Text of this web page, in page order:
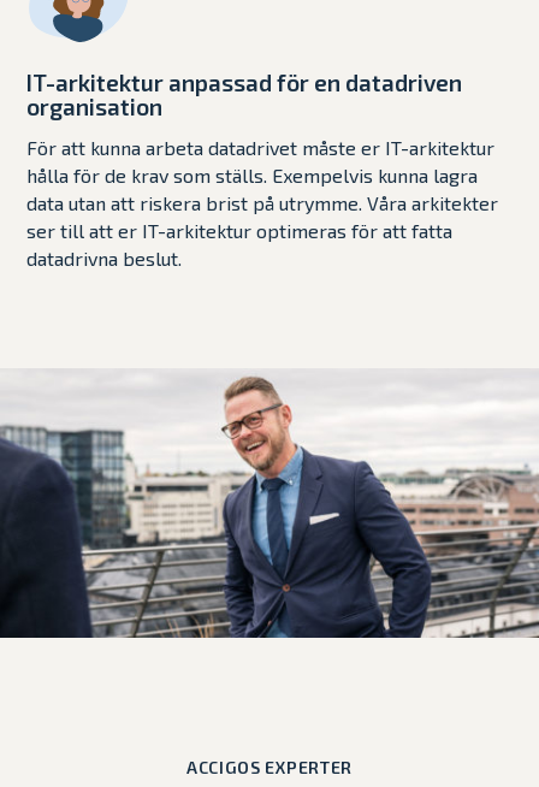
IT-arkitektur anpassad för en datadriven
organisation
För att kunna arbeta datadrivet måste er IT-arkitektur
hålla för de krav som ställs. Exempelvis kunna lagra
data utan att riskera brist på utrymme. Våra arkitekter
ser till att er IT-arkitektur optimeras för att fatta
datadrivna beslut.
ACCIGOS EXPERTER